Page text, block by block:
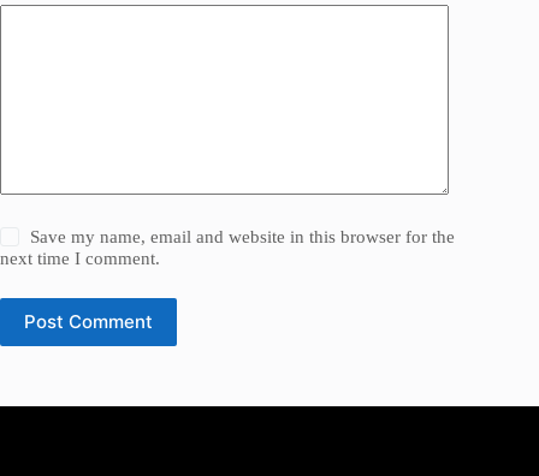
Save my name, email and website in this browser for the
next time I comment.
Post Comment